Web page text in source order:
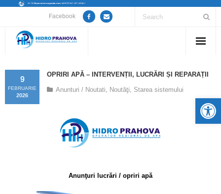
Facebook
Despre noi
Guvernanță Corporativă
OPRIRI APĂ – INTERVENȚII, LUCRĂRI ȘI REPARAȚII
9
FEBRUARIE
2026
Anunturi / Noutati, Noutăţi, Starea sistemului
Anunţuri lucrări / opriri apă